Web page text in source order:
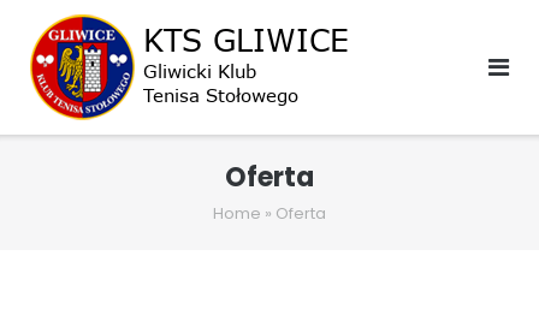
Oferta
Home » Oferta